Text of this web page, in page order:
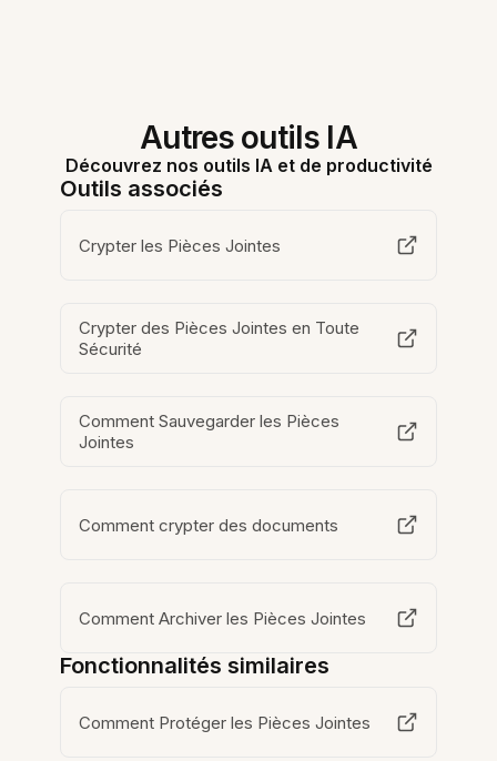
Autres outils IA
Découvrez nos outils IA et de productivité
Outils associés
Crypter les Pièces Jointes
Crypter des Pièces Jointes en Toute
Sécurité
Comment Sauvegarder les Pièces
Jointes
Comment crypter des documents
Comment Archiver les Pièces Jointes
Fonctionnalités similaires
Comment Protéger les Pièces Jointes